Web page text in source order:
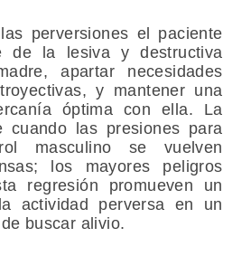
perversiones el paciente
de la lesiva y destructiva
apartar necesidades
y mantener una
óptima con ella. La
cuando las presiones para
masculino se vuelven
los mayores peligros
regresión promueven un
actividad perversa en un
buscar alivio.